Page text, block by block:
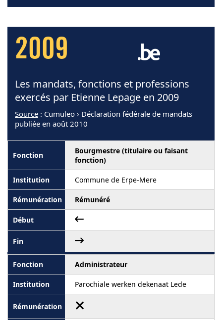
2009
Les mandats, fonctions et professions
exercés par Etienne Lepage en 2009
Source : Cumuleo › Déclaration fédérale de mandats
publiée en août 2010
Bourgmestre (titulaire ou faisant
fonction)
Commune de Erpe-Mere
Rémunéré
Administrateur
Parochiale werken dekenaat Lede